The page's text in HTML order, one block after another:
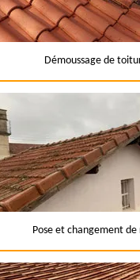
Démoussage de
Pose et changement de